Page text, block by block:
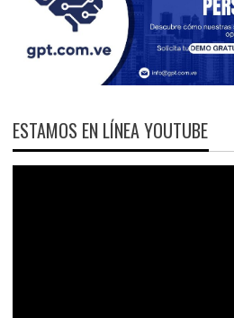
ESTAMOS EN LÍNEA YOUTUBE